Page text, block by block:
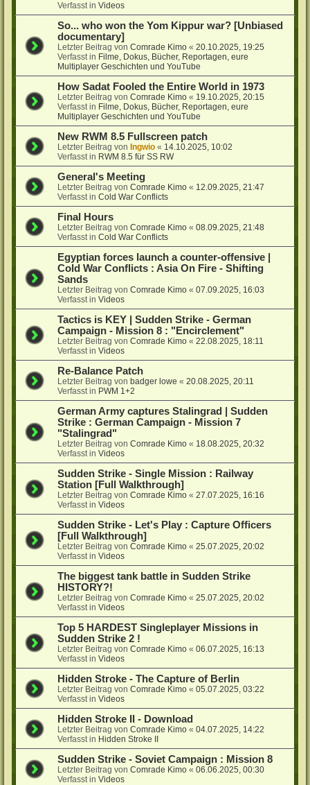
Verfasst inVideos
So... who won the Yom Kippur war? [Unbiased
documentary]
Letzter Beitrag vonComrade Kimo «20.10.2025, 19:25
Verfasst in Filme, Dokus, Bücher, Reportagen, eure
Multiplayer Geschichten und YouTube
How Sadat Fooled the Entire World in 1973
Letzter Beitrag vonComrade Kimo « 19.10.2025, 20:15
Verfasst in Filme, Dokus, Bücher, Reportagen, eure
Multiplayer Geschichten und YouTube
New RWM 8.5 Fullscreen patch
Letzter Beitrag vonIngwio « 14.10.2025, 10:02
Verfasst in RWM 8.5 für SS RW
General's Meeting
Letzter Beitrag vonComrade Kimo « 12.09.2025, 21:47
Verfasst inCold War Conflicts
Final Hours
Letzter Beitrag vonComrade Kimo «08.09.2025, 21:48
Verfasst inCold War Conflicts
Egyptian forces launch a counter-offensive |
Cold War Conflicts : Asia On Fire - Shifting
Sands
Letzter Beitrag vonComrade Kimo «07.09.2025, 16:03
Verfasst inVideos
Tactics is KEY | Sudden Strike - German
Campaign - Mission 8 : "Encirclement"
Letzter Beitrag vonComrade Kimo «22.08.2025, 18:11
Verfasst inVideos
Re-Balance Patch
Letzter Beitrag vonbadger lowe «20.08.2025, 20:11
Verfasst in PWM 1+2
German Army captures Stalingrad | Sudden
Strike : German Campaign - Mission 7
"Stalingrad"
Letzter Beitrag vonComrade Kimo « 18.08.2025, 20:32
Verfasst inVideos
Sudden Strike - Single Mission : Railway
Station [Full Walkthrough]
Letzter Beitrag vonComrade Kimo «27.07.2025, 16:16
Verfasst inVideos
Sudden Strike - Let's Play : Capture Officers
[Full Walkthrough]
Letzter Beitrag vonComrade Kimo «25.07.2025, 20:02
Verfasst inVideos
The biggest tank battle in Sudden Strike
HISTORY?!
Letzter Beitrag vonComrade Kimo «25.07.2025, 20:02
Verfasst inVideos
Top 5 HARDEST Singleplayer Missions in
Sudden Strike 2 !
Letzter Beitrag vonComrade Kimo «06.07.2025, 16:13
Verfasst inVideos
Hidden Stroke - The Capture of Berlin
Letzter Beitrag vonComrade Kimo «05.07.2025, 03:22
Verfasst inVideos
Hidden Stroke II - Download
Letzter Beitrag vonComrade Kimo «04.07.2025, 14:22
Verfasst in Hidden Stroke II
Sudden Strike - Soviet Campaign : Mission 8
Letzter Beitrag vonComrade Kimo «06.06.2025, 00:30
Verfasst inVideos